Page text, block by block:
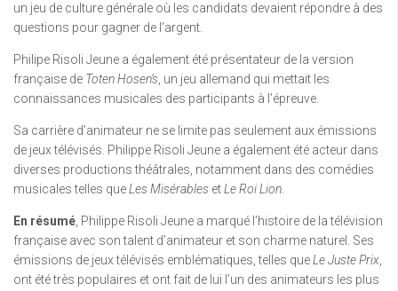
un jeu de culture générale où les candidats devaient répondre à des
questions pour gagner de l’argent.
Philipe Risoli Jeune a également été présentateur de la version
française de Toten Hosen’s , un jeu allemand qui mettait les
connaissances musicales des participants à l’épreuve.
Sa carrière d’animateur ne se limite pas seulement aux émissions
de jeux télévisés. Philippe Risoli Jeune a également été acteur dans
diverses productions théâtrales, notamment dans des comédies
musicales telles queLes Misérables etLe Roi Lion
En résumé , Philippe Risoli Jeune a marqué l’histoire de la télévision
française avec son talent d’animateur et son charme naturel. Ses
émissions de jeux télévisés emblématiques, telles queLe Juste Prix
ont été très populaires et ont fait de lui l’un des animateurs les plus